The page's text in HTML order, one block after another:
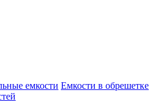
емкости Емкости в обрешетке